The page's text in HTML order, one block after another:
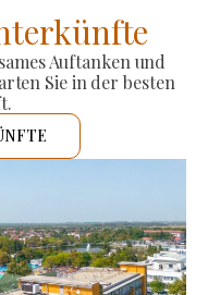
Auftanken und
Sie in der besten